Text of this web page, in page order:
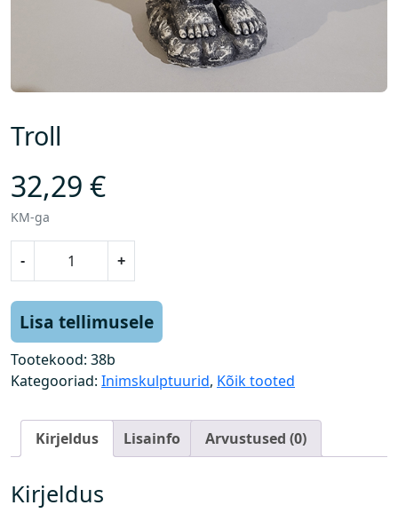
Troll
32,29 €
KM-ga
-
l
k
o
+
Lisa tellimusele
Tootekood: 38b
Kategooriad: Inimskulptuurid, Kõik tooted
Kirjeldus Lisainfo Arvustused (0)
Kirjeldus